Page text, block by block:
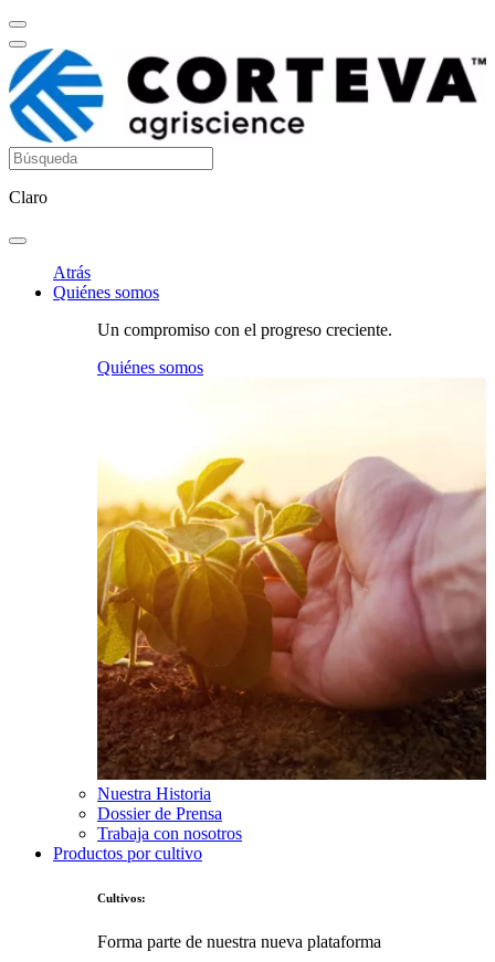
Claro
Atrás
Quiénes somos
Un compromiso con el progreso creciente.
Quiénes somos
Nuestra Historia
Dossier de Prensa
Trabaja con nosotros
Productos por cultivo
Cultivos:
Forma parte de nuestra nueva plataforma